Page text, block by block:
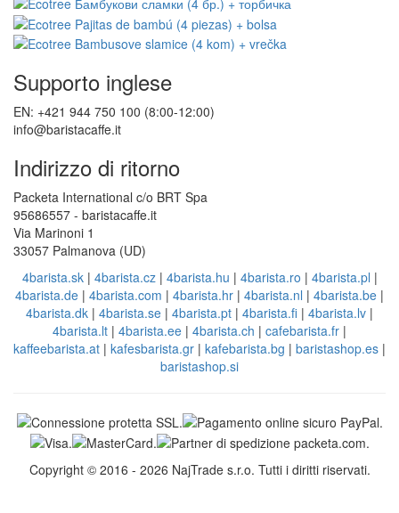
Supporto inglese
EN: +421 944 750 100 (8:00-12:00)
info@baristacaffe.it
Indirizzo di ritorno
Packeta International c/o BRT Spa
95686557 - baristacaffe.it
Via Marinoni 1
33057 Palmanova (UD)
4barista.sk| 4barista.cz| 4barista.hu | 4barista.ro | 4barista.pl |
4barista.de | 4barista.com | 4barista.hr | 4barista.nl | 4barista.be |
4barista.dk | 4barista.se | 4barista.pt | 4barista.fi | 4barista.lv |
4barista.lt | 4barista.ee | 4barista.ch | cafebarista.fr |
kaffeebarista.at | kafesbarista.gr | kafebarista.bg | baristashop.es |
baristashop.si
Copyright © 2016 - 2026 NajTrade s.r.o. Tutti i diritti riservati.